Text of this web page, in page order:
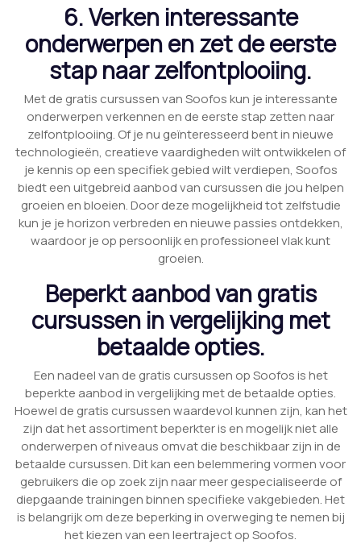
6. Verken interessante
onderwerpen en zet de eerste
stap naar zelfontplooiing.
Met de gratis cursussen van Soofos kun je interessante
onderwerpen verkennen en de eerste stap zetten naar
zelfontplooiing. Of je nu geïnteresseerd bent in nieuwe
technologieën, creatieve vaardigheden wilt ontwikkelen of
je kennis op een specifiek gebied wilt verdiepen, Soofos
biedt een uitgebreid aanbod van cursussen die jou helpen
groeien en bloeien. Door deze mogelijkheid tot zelfstudie
kun je je horizon verbreden en nieuwe passies ontdekken,
waardoor je op persoonlijk en professioneel vlak kunt
groeien.
Beperkt aanbod van gratis
cursussen in vergelijking met
betaalde opties.
Een nadeel van de gratis cursussen op Soofos is het
beperkte aanbod in vergelijking met de betaalde opties.
Hoewel de gratis cursussen waardevol kunnen zijn, kan het
zijn dat het assortiment beperkter is en mogelijk niet alle
onderwerpen of niveaus omvat die beschikbaar zijn in de
betaalde cursussen. Dit kan een belemmering vormen voor
gebruikers die op zoek zijn naar meer gespecialiseerde of
diepgaande trainingen binnen specifieke vakgebieden. Het
is belangrijk om deze beperking in overweging te nemen bij
het kiezen van een leertraject op Soofos.